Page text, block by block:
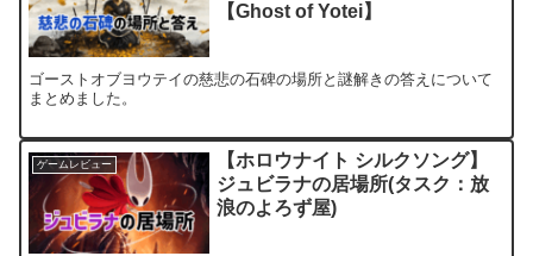
【Ghost of Yotei】
ゴーストオブヨウテイの慈悲の石碑の場所と謎解きの答えについて
まとめました。
ゲームレビュー
【ホロウナイト シルクソング】
ジュビラナの居場所(タスク：放
浪のよろず屋)